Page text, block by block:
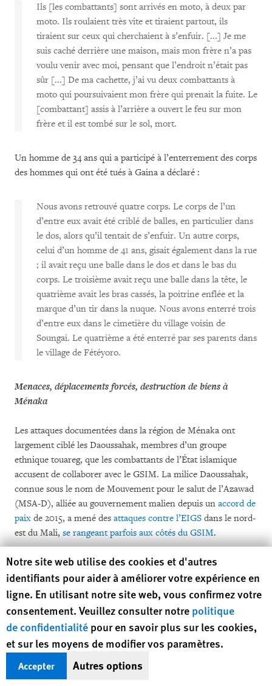
Ils [les combattants] sont arrivés en moto, à deux par
moto. Ils roulaient très vite et tiraient partout, ils
tiraient sur ceux qui cherchaient à s’enfuir. [...] Je me
suis caché derrière une maison, mais mon frère n’a pas
voulu venir avec moi, pensant que l’endroit n’était pas
sûr [...] De ma cachette, j’ai vu deux combattants à
moto qui poursuivaient mon frère qui prenait la fuite. Le
[combattant] assis à l’arrière a ouvert le feu sur mon
frère et il est tombé sur le sol, mort.
Un homme de 34 ans qui a participé à l’enterrement des corps
des hommes qui ont été tués à Gaina a déclaré :
Nous avons retrouvé quatre corps. Le corps de l’un
d’entre eux avait été criblé de balles, en particulier dans
le dos, alors qu’il tentait de s’enfuir. Un autre corps,
celui d’un homme de 41 ans, gisait également dans la rue
; il avait reçu une balle dans le dos et dans le bas du
corps. Le troisième avait reçu une balle dans la tête, le
quatrième avait les bras cassés, la poitrine enflée et la
marque d’un tir dans la nuque. Nous avons enterré trois
d’entre eux dans le cimetière du village voisin de
Soungai. Le quatrième a été enterré par ses parents dans
le village de Fétéyoro.
Menaces, déplacements forcés, destruction de biens à
Ménaka
Les attaques documentées dans la région de Ménaka ont
largement ciblé les Daoussahak, membres d’un groupe
ethnique touareg, que les combattants de l’État islamique
accusent de collaborer avec le GSIM. La milice Daoussahak,
connue sous le nom de Mouvement pour le salut de l’Azawad
(MSA-D), alliée au gouvernement malien depuis un accord de
paix de 2015, a mené des attaques contre l’EIGS dans le nord-
est du Mali, se rangeant parfois aux côtés du GSIM.
«J’ai fui en mars [vers la ville de Ménaka] avant l’arrivée des
combattants de l’État islamique», a déclaré un homme de 48
ans originaire du village d’Ikadewen, dans la région de
Ménaka. «
S’ils nous avaient trouvés au village, ils nous
auraient exterminés car nous étions contrôlés par le GSIM avant
leur prise du pouvoir et ils considèrent tous les Daoussahak
comme des collaborateurs du GSIM ou des membres de la [milice
Daoussahak
Human Rights Watch cookie preferences
Notre site web utilise des cookies et d'autres
identifiants pour aider à améliorer votre expérience en
ligne. En utilisant notre site web, vous confirmez votre
consentement. Veuillez consulter notre politique
de confidentialité pour en savoir plus sur les cookies,
et sur les moyens de modifier vos paramètres.
Accepter Autres options